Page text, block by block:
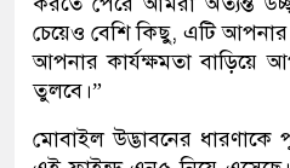
চেয়েও বেশি কিছু, এটি
আপনার কার্যক্ষমতা বাড়িয়ে
তুলবে।”
মোবাইল উদ্ভাবনের